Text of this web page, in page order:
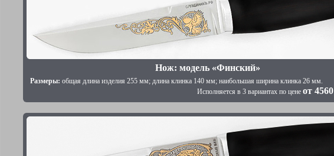
Нож: модель «Финский»
Размеры: общая длина изделия 255 мм; длина клинка 140 мм; наибольшая ширина клинка 26 мм.
Исполняется в 3 вариантах по цене от 4560